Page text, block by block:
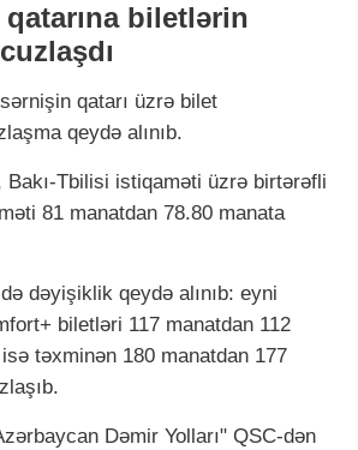
biletlərin
qatarı üzrə bilet
qeydə alınıb.
Bakı-Tbilisi istiqaməti üzrə birtərəfli
81 manatdan 78.80 manata
dəyişiklik qeydə alınıb: eyni
biletləri 117 manatdan 112
təxminən 180 manatdan 177
Dəmir Yolları" QSC-dən